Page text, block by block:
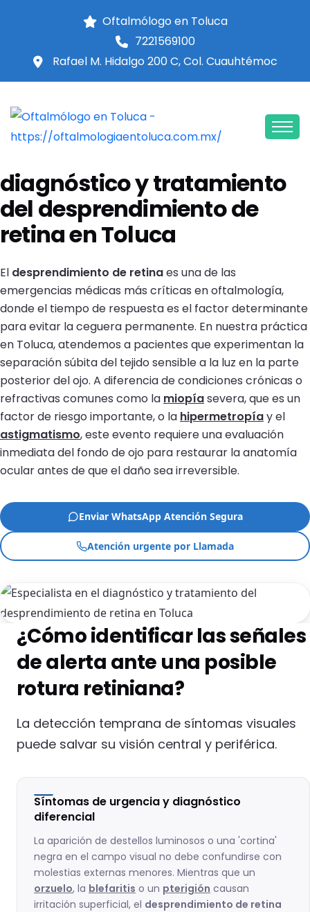
Oftalmólogo en Toluca
7221569100
Rafael M. Hidalgo 200 C, Col. Cuauhtémoc
INICIO
diagnóstico y tratamiento
del desprendimiento de
retina en Toluca
El desprendimiento de retinaes una de las
emergencias médicas más críticas en oftalmología,
donde el tiempo de respuesta es el factor determinante
para evitar la ceguera permanente. En nuestra práctica
en Toluca, atendemos a pacientes que experimentan la
separación súbita del tejido sensible a la luz en la parte
posterior del ojo. A diferencia de condiciones crónicas o
refractivas comunes como la miopíasevera, que es un
factor de riesgo importante, o la hipermetropíay el
astigmatismo, este evento requiere una evaluación
inmediata del fondo de ojo para restaurar la anatomía
ocular antes de que el daño sea irreversible.
Enviar WhatsApp Atención Segura
Atención urgente por Llamada
¿Cómo identificar las señales
de alerta ante una posible
rotura retiniana?
La detección temprana de síntomas visuales
puede salvar su visión central y periférica.
Síntomas de urgencia y diagnóstico
diferencial
La aparición de destellos luminosos o una 'cortina'
negra en el campo visual no debe confundirse con
molestias externas menores. Mientras que un
orzuelo, la blefaritis o un pterigión causan
irritación superficial, el desprendimiento de retina